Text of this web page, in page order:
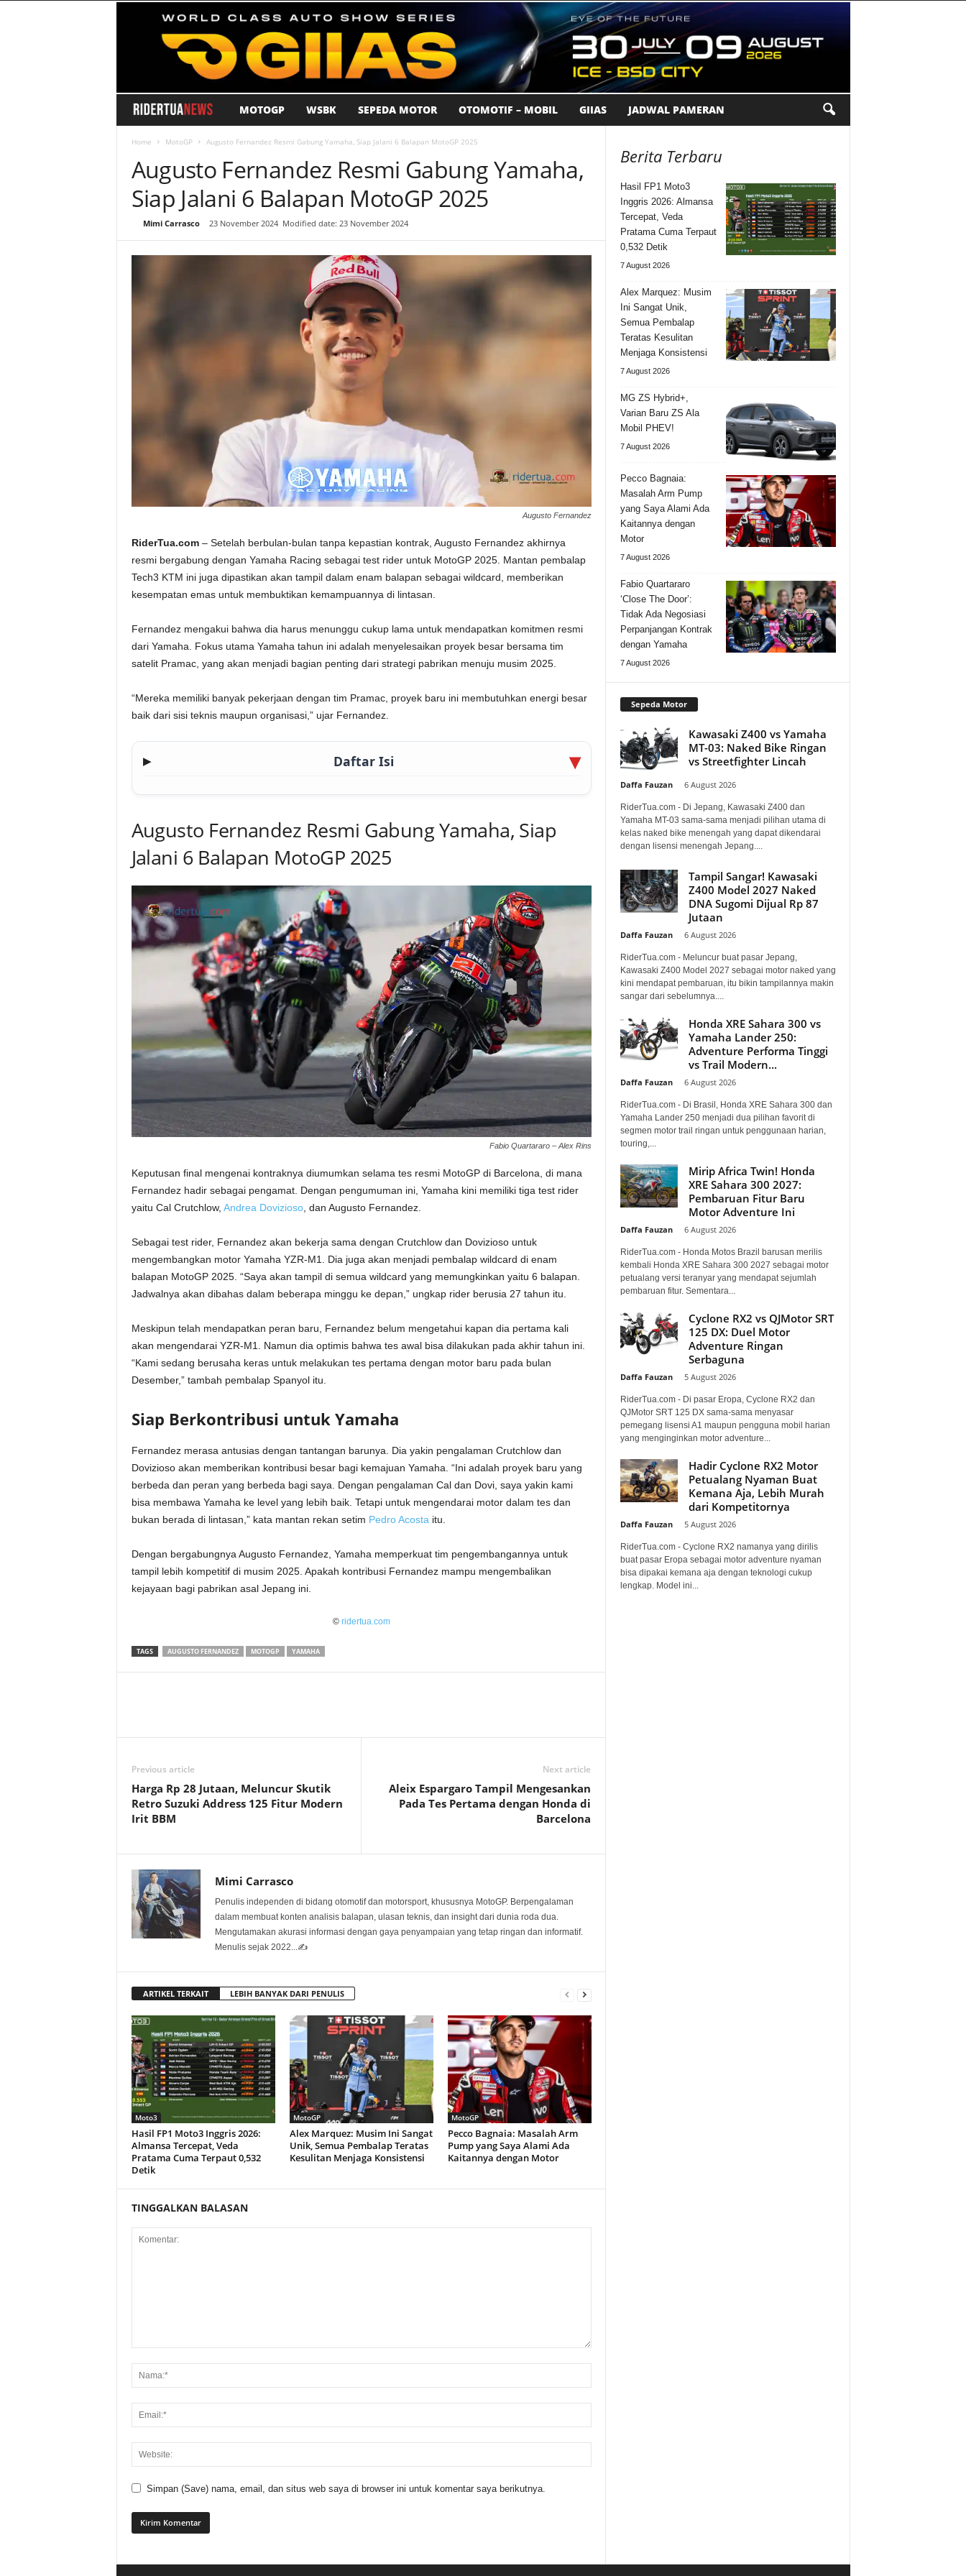
i
d
o
m
MOTOGP WSBK SEPEDA MOTOR OTOMOTIF – MOBIL GIIAS JADWAL PAMERAN
Home MotoGP Augusto Fernandez Resmi Gabung Yamaha, Siap Jalani 6 Balapan MotoGP 2025
Augusto Fernandez Resmi Gabung Yamaha,
Siap Jalani 6 Balapan MotoGP 2025
Mimi Carrasco- 23 November 2024 Modified date: 23 November 2024
Augusto Fernandez
RiderTua.com– Setelah berbulan-bulan tanpa kepastian kontrak, Augusto Fernandez akhirnya
resmi bergabung dengan Yamaha Racing sebagai test rider untuk MotoGP 2025. Mantan pembalap
Tech3 KTM ini juga dipastikan akan tampil dalam enam balapan sebagai wildcard, memberikan
kesempatan emas untuk membuktikan kemampuannya di lintasan.
Fernandez mengakui bahwa dia harus menunggu cukup lama untuk mendapatkan komitmen resmi
dari Yamaha. Fokus utama Yamaha tahun ini adalah menyelesaikan proyek besar bersama tim
satelit Pramac, yang akan menjadi bagian penting dari strategi pabrikan menuju musim 2025.
“Mereka memiliki banyak pekerjaan dengan tim Pramac, proyek baru ini membutuhkan energi besar
baik dari sisi teknis maupun organisasi,” ujar Fernandez.
▶ Daftar Isi
Augusto Fernandez Resmi Gabung Yamaha, Siap
Jalani 6 Balapan MotoGP 2025
Fabio Quartararo – Alex Rins
Keputusan final mengenai kontraknya diumumkan selama tes resmi MotoGP di Barcelona, di mana
Fernandez hadir sebagai pengamat. Dengan pengumuman ini, Yamaha kini memiliki tiga test rider
yaitu Cal Crutchlow, Andrea Dovizioso, dan Augusto Fernandez.
Sebagai test rider, Fernandez akan bekerja sama dengan Crutchlow dan Dovizioso untuk
mengembangkan motor Yamaha YZR-M1. Dia juga akan menjadi pembalap wildcard di enam
balapan MotoGP 2025. “Saya akan tampil di semua wildcard yang memungkinkan yaitu 6 balapan.
Jadwalnya akan dibahas dalam beberapa minggu ke depan,” ungkap rider berusia 27 tahun itu.
Meskipun telah mendapatkan peran baru, Fernandez belum mengetahui kapan dia pertama kali
akan mengendarai YZR-M1. Namun dia optimis bahwa tes awal bisa dilakukan pada akhir tahun ini.
“Kami sedang berusaha keras untuk melakukan tes pertama dengan motor baru pada bulan
Desember,” tambah pembalap Spanyol itu.
Siap Berkontribusi untuk Yamaha
Fernandez merasa antusias dengan tantangan barunya. Dia yakin pengalaman Crutchlow dan
Dovizioso akan memberikan kontribusi besar bagi kemajuan Yamaha. “Ini adalah proyek baru yang
berbeda dan peran yang berbeda bagi saya. Dengan pengalaman Cal dan Dovi, saya yakin kami
bisa membawa Yamaha ke level yang lebih baik. Tetapi untuk mengendarai motor dalam tes dan
bukan berada di lintasan,” kata mantan rekan setim Pedro Acosta itu.
Dengan bergabungnya Augusto Fernandez, Yamaha memperkuat tim pengembangannya untuk
tampil lebih kompetitif di musim 2025. Apakah kontribusi Fernandez mampu mengembalikan
kejayaan bagi pabrikan asal Jepang ini.
© ridertua.com
TAGS AUGUSTO FERNANDEZ MOTOGP YAMAHA
Previous article
Harga Rp 28 Jutaan, Meluncur Skutik
Retro Suzuki Address 125 Fitur Modern
Irit BBM
Next article
Aleix Espargaro Tampil Mengesankan
Pada Tes Pertama dengan Honda di
Barcelona
Mimi Carrasco
Penulis independen di bidang otomotif dan motorsport, khususnya MotoGP. Berpengalaman
dalam membuat konten analisis balapan, ulasan teknis, dan insight dari dunia roda dua.
Mengutamakan akurasi informasi dengan gaya penyampaian yang tetap ringan dan informatif.
Menulis sejak 2022...✍️
ARTIKEL TERKAIT LEBIH BANYAK DARI PENULIS
Moto3
Hasil FP1 Moto3 Inggris 2026:
Almansa Tercepat, Veda
Pratama Cuma Terpaut 0,532
Detik
MotoGP
Alex Marquez: Musim Ini Sangat
Unik, Semua Pembalap Teratas
Kesulitan Menjaga Konsistensi
MotoGP
Pecco Bagnaia: Masalah Arm
Pump yang Saya Alami Ada
Kaitannya dengan Motor
TINGGALKAN BALASAN
Simpan (Save) nama, email, dan situs web saya di browser ini untuk komentar saya berikutnya.
Berita Terbaru
Hasil FP1 Moto3
Inggris 2026: Almansa
Tercepat, Veda
Pratama Cuma Terpaut
0,532 Detik
7 August 2026
Alex Marquez: Musim
Ini Sangat Unik,
Semua Pembalap
Teratas Kesulitan
Menjaga Konsistensi
7 August 2026
MG ZS Hybrid+,
Varian Baru ZS Ala
Mobil PHEV!
7 August 2026
Pecco Bagnaia:
Masalah Arm Pump
yang Saya Alami Ada
Kaitannya dengan
Motor
7 August 2026
Fabio Quartararo
‘Close The Door’:
Tidak Ada Negosiasi
Perpanjangan Kontrak
dengan Yamaha
7 August 2026
Sepeda Motor
Kawasaki Z400 vs Yamaha
MT-03: Naked Bike Ringan
vs Streetfighter Lincah
Daffa Fauzan 6 August 2026
RiderTua.com - Di Jepang, Kawasaki Z400 dan
Yamaha MT-03 sama-sama menjadi pilihan utama di
kelas naked bike menengah yang dapat dikendarai
dengan lisensi menengah Jepang....
Tampil Sangar! Kawasaki
Z400 Model 2027 Naked
DNA Sugomi Dijual Rp 87
Jutaan
Daffa Fauzan 6 August 2026
RiderTua.com - Meluncur buat pasar Jepang,
Kawasaki Z400 Model 2027 sebagai motor naked yang
kini mendapat pembaruan, itu bikin tampilannya makin
sangar dari sebelumnya....
Honda XRE Sahara 300 vs
Yamaha Lander 250:
Adventure Performa Tinggi
vs Trail Modern...
Daffa Fauzan 6 August 2026
RiderTua.com - Di Brasil, Honda XRE Sahara 300 dan
Yamaha Lander 250 menjadi dua pilihan favorit di
segmen motor trail ringan untuk penggunaan harian,
touring,...
Mirip Africa Twin! Honda
XRE Sahara 300 2027:
Pembaruan Fitur Baru
Motor Adventure Ini
Daffa Fauzan 6 August 2026
RiderTua.com - Honda Motos Brazil barusan merilis
kembali Honda XRE Sahara 300 2027 sebagai motor
petualang versi teranyar yang mendapat sejumlah
pembaruan fitur. Sementara...
Cyclone RX2 vs QJMotor SRT
125 DX: Duel Motor
Adventure Ringan
Serbaguna
Daffa Fauzan 5 August 2026
RiderTua.com - Di pasar Eropa, Cyclone RX2 dan
QJMotor SRT 125 DX sama-sama menyasar
pemegang lisensi A1 maupun pengguna mobil harian
yang menginginkan motor adventure...
Hadir Cyclone RX2 Motor
Petualang Nyaman Buat
Kemana Aja, Lebih Murah
dari Kompetitornya
Daffa Fauzan 5 August 2026
RiderTua.com - Cyclone RX2 namanya yang dirilis
buat pasar Eropa sebagai motor adventure nyaman
bisa dipakai kemana aja dengan teknologi cukup
lengkap. Model ini...